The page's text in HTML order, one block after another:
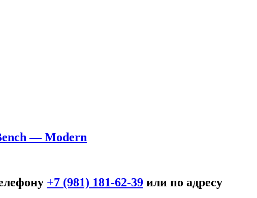
— Modern
+7 (981) 181-62-39 или по адресу